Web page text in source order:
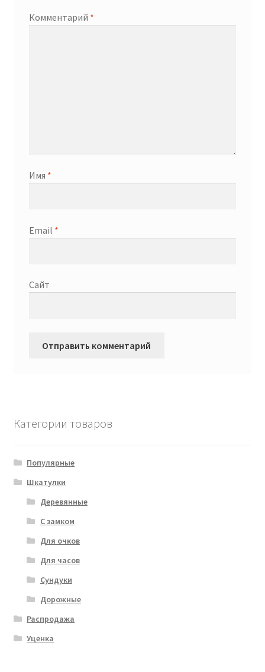
Комментарий *
Имя *
Email *
Сайт
Категории товаров
Популярные
Шкатулки
Деревянные
С замком
Для очков
Для часов
Сундуки
Дорожные
Распродажа
Уценка